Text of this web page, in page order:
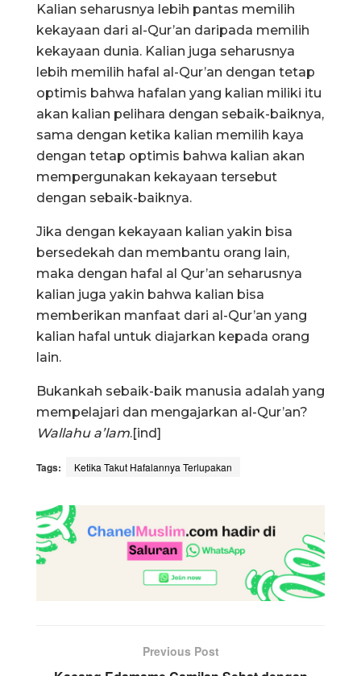
Kalian seharusnya lebih pantas memilih
kekayaan dari al-Qur’an daripada memilih
kekayaan dunia. Kalian juga seharusnya
lebih memilih hafal al-Qur’an dengan tetap
optimis bahwa hafalan yang kalian miliki itu
akan kalian pelihara dengan sebaik-baiknya,
sama dengan ketika kalian memilih kaya
dengan tetap optimis bahwa kalian akan
mempergunakan kekayaan tersebut
dengan sebaik-baiknya.
Jika dengan kekayaan kalian yakin bisa
bersedekah dan membantu orang lain,
maka dengan hafal al Qur’an seharusnya
kalian juga yakin bahwa kalian bisa
memberikan manfaat dari al-Qur’an yang
kalian hafal untuk diajarkan kepada orang
lain.
Bukankah sebaik-baik manusia adalah yang
mempelajari dan mengajarkan al-Qur’an?
Wallahu a’lam.[ind]
Tags: Ketika Takut Hafalannya Terlupakan
Previous Post